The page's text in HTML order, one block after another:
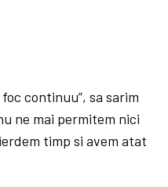
continuu”, sa sarim
ne mai permitem nici
timp si avem atat